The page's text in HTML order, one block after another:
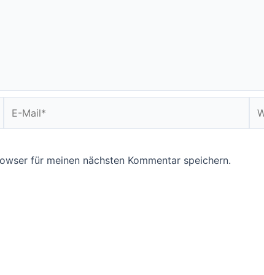
Mail*
für meinen nächsten Kommentar speichern.